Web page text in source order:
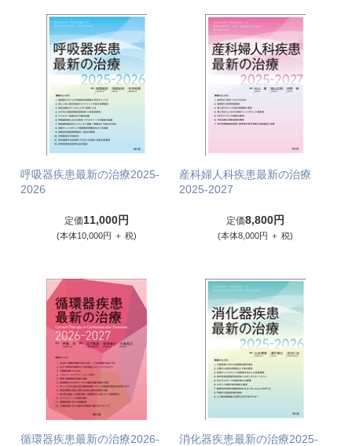
呼吸器疾患最新の治療2025-
2026
定価11,000円
(本体10,000円 ＋ 税)
産科婦人科疾患最新の治療
2025-2027
定価8,800円
(本体8,000円 ＋ 税)
循環器疾患最新の治療2026- 消化器疾患最新の治療2025-